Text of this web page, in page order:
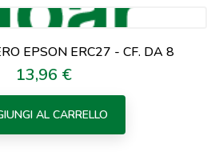
EPSON ERC27 - CF. DA 8
Prezzo
13,96 €
AL CARRELLO